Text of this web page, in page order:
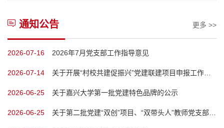
立和践行正确政绩观学习教育，是以习近平同志为核心的党中
央作出的重大决策部...
通知公告 更多 >>
2026-07-16 2026年7月党支部工作指导意见
2026-07-14
2026-06-25 关于嘉兴大学第一批党建特色品牌的公示
2026-06-25